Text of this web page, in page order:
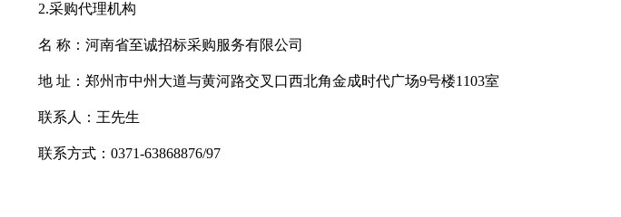
2.采购代理机构
名 称：河南省至诚招标采购服务有限公司
地 址：郑州市中州大道与黄河路交叉口西北角金成时代广场9号楼1103室
联系人：王先生
联系方式： 0371-63868876/97